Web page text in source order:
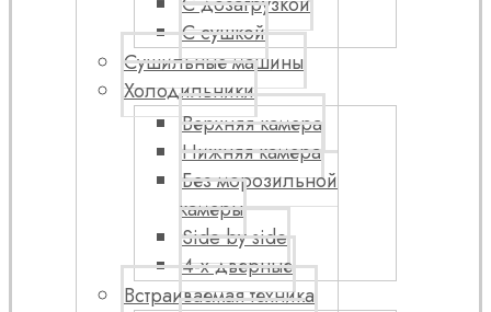
С сушкой
Сушильные машины
Холодильники
Верхняя камера
Нижняя камера
Без морозильной
камеры
Side by side
4-х дверные
Встраиваемая техника